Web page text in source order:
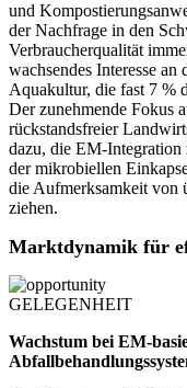
und
der Nachfrage in den
Verbraucherqualität
wachsendes Interesse
Aquakultur, die fast 7 %
Der zunehmende Fokus
rückstandsfreier
dazu, die EM-
der mikrobiellen
die Aufmerksamkeit von
ziehen.
Marktdynamik für
GELEGENHEIT
Wachstum bei EM-